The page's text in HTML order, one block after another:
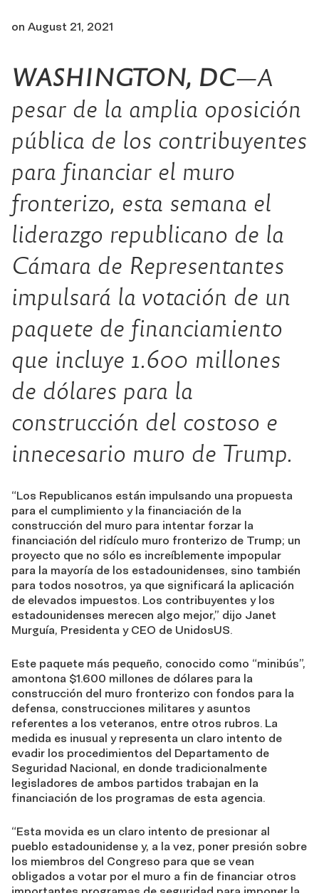
on August 21, 2021
WASHINGTON, DC—A
pesar de la amplia oposición
pública de los contribuyentes
para financiar el muro
fronterizo, esta semana el
liderazgo republicano de la
Cámara de Representantes
impulsará la votación de un
paquete de financiamiento
que incluye 1.600 millones
de dólares para la
construcción del costoso e
innecesario muro de Trump.
“Los Republicanos están impulsando una propuesta
para el cumplimiento y la financiación de la
construcción del muro para intentar forzar la
financiación del ridículo muro fronterizo de Trump; un
proyecto que no sólo es increíblemente impopular
para la mayoría de los estadounidenses, sino también
para todos nosotros, ya que significará la aplicación
de elevados impuestos. Los contribuyentes y los
estadounidenses merecen algo mejor,” dijo Janet
Murguía, Presidenta y CEO de UnidosUS.
Este paquete más pequeño, conocido como “minibús”,
amontona $1.600 millones de dólares para la
construcción del muro fronterizo con fondos para la
defensa, construcciones militares y asuntos
referentes a los veteranos, entre otros rubros. La
medida es inusual y representa un claro intento de
evadir los procedimientos del Departamento de
Seguridad Nacional, en donde tradicionalmente
legisladores de ambos partidos trabajan en la
financiación de los programas de esta agencia.
“Esta movida es un claro intento de presionar al
pueblo estadounidense y, a la vez, poner presión sobre
los miembros del Congreso para que se vean
obligados a votar por el muro a fin de financiar otros